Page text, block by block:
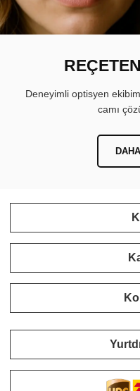
Deneyimli optisyen
camı